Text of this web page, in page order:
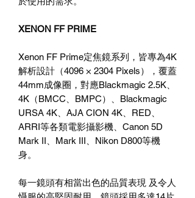
XENON FF PRIME
Xenon FF Prime定焦鏡系列，皆專為4K
解析設計（4096 × 2304 Pixels），覆蓋
44mm成像圈，對應Blackmagic 2.5K
4K （BMCC BMPC）、 Blackmagic
URSA 4K
AJA CION 4K RED
ARRI等各類電影攝影機、 Canon 5D
Mark II
Mark III Nikon D800等機
身。
每一鏡頭有相當出色的品質表現 及令人